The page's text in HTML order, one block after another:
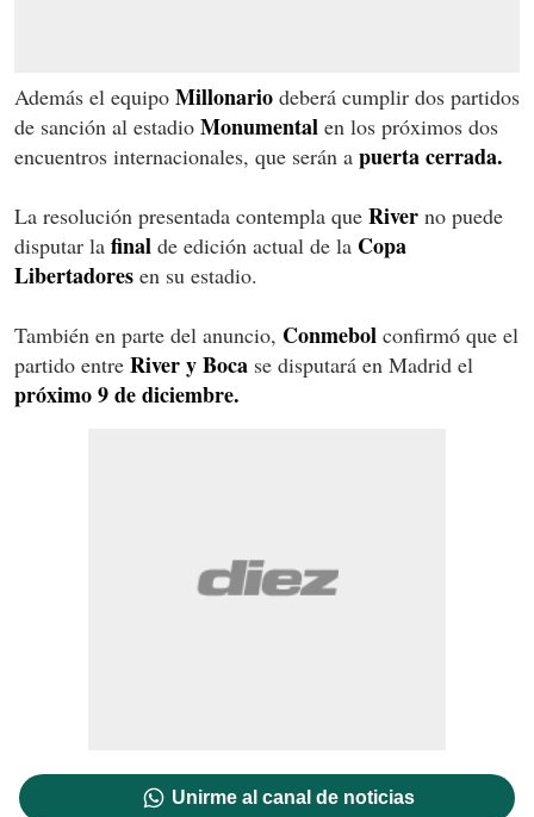
Además el equipo Millonario deberá cumplir dos partidos
de sanción al estadio Monumental en los próximos dos
encuentros internacionales, que serán a puerta cerrada.
La resolución presentada contempla que River no puede
disputar la final de edición actual de la Copa
Libertadores en su estadio.
También en parte del anuncio, Conmebol confirmó que el
partido entre River y Boca se disputará en Madrid el
próximo 9 de diciembre.
Unirme al canal de noticias